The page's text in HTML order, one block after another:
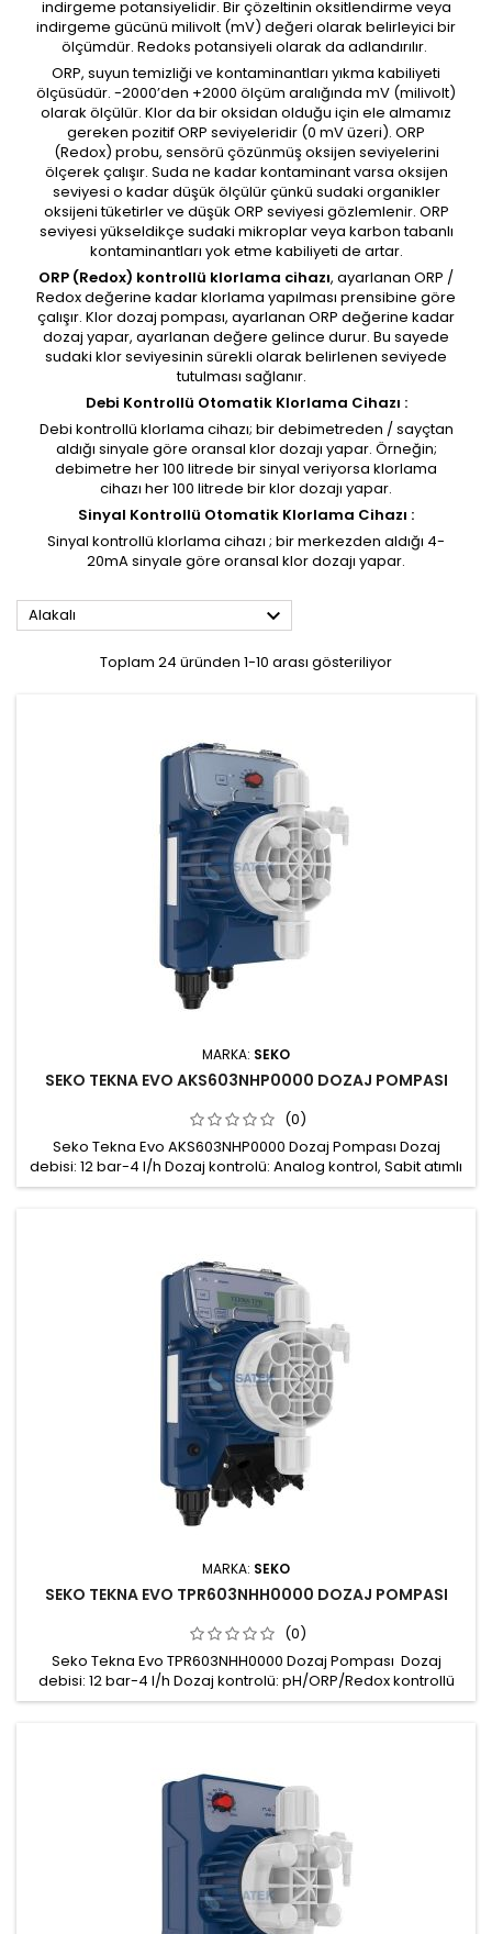
indirgeme potansiyelidir. Bir çözeltinin oksitlendirme veya
indirgeme gücünü milivolt (mV) değeri olarak belirleyici bir
ölçümdür. Redoks potansiyeli olarak da adlandırılır.
ORP, suyun temizliği ve kontaminantları yıkma kabiliyeti
ölçüsüdür. -2000’den +2000 ölçüm aralığında mV (milivolt)
olarak ölçülür. Klor da bir oksidan olduğu için ele almamız
gereken pozitif ORP seviyeleridir (0 mV üzeri). ORP
(Redox) probu, sensörü çözünmüş oksijen seviyelerini
ölçerek çalışır. Suda ne kadar kontaminant varsa oksijen
seviyesi o kadar düşük ölçülür çünkü sudaki organikler
oksijeni tüketirler ve düşük ORP seviyesi gözlemlenir. ORP
seviyesi yükseldikçe sudaki mikroplar veya karbon tabanlı
kontaminantları yok etme kabiliyeti de artar.
ORP (Redox) kontrollü klorlama cihazı, ayarlanan ORP /
Redox değerine kadar klorlama yapılması prensibine göre
çalışır. Klor dozaj pompası, ayarlanan ORP değerine kadar
dozaj yapar, ayarlanan değere gelince durur. Bu sayede
sudaki klor seviyesinin sürekli olarak belirlenen seviyede
tutulması sağlanır.
Debi Kontrollü Otomatik Klorlama Cihazı :
Debi kontrollü klorlama cihazı; bir debimetreden / sayçtan
aldığı sinyale göre oransal klor dozajı yapar. Örneğin;
debimetre her 100 litrede bir sinyal veriyorsa klorlama
cihazı her 100 litrede bir klor dozajı yapar.
Sinyal Kontrollü Otomatik Klorlama Cihazı :
Sinyal kontrollü klorlama cihazı ; bir merkezden aldığı 4-
20mA sinyale göre oransal klor dozajı yapar.
Alakalı 
Toplam 24 üründen 1-10 arası gösteriliyor
MARKA: SEKO
SEKO TEKNA EVO AKS603NHP0000 DOZAJ POMPASI
(0)
Seko Tekna Evo AKS603NHP0000 Dozaj Pompası Dozaj
debisi: 12 bar-4 l/h Dozaj kontrolü: Analog kontrol, Sabit atımlı
dozaj, Potansiyometrik, Çift frekanslı dozaj ayarı: %100 ya da
kiti: Dahil,...
MARKA: SEKO
SEKO TEKNA EVO TPR603NHH0000 DOZAJ POMPASI
(0)
Seko Tekna Evo TPR603NHH0000 Dozaj Pompası Dozaj
debisi: 12 bar-4 l/h Dozaj kontrolü: pH/ORP/Redox kontrollü
oransal dozaj, Dijital Kontrol Ölçüm aralığı: pH: 0-14, Redox:
Hz...